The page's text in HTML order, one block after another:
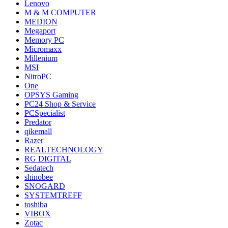
Lenovo
M & M COMPUTER
MEDION
Megaport
Memory PC
Micromaxx
Millenium
MSI
NitroPC
One
OPSYS Gaming
PC24 Shop & Service
PCSpecialist
Predator
qikemall
Razer
REALTECHNOLOGY
RG DIGITAL
Sedatech
shinobee
SNOGARD
SYSTEMTREFF
toshiba
VIBOX
Zotac